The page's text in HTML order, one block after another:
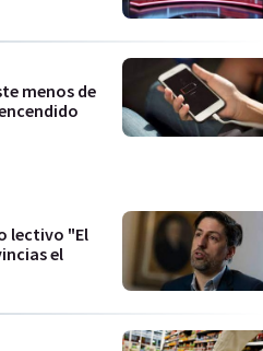
menos de
lectivo "El
el